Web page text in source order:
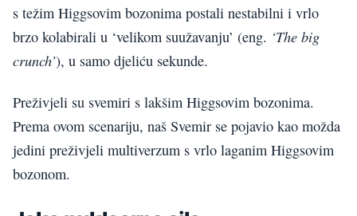
s težim Higgsovim bozonima postali nestabilni i vrlo
brzo kolabirali u ‘velikom suužavanju’ (eng. ‘The big
crunch’), u samo djeliću sekunde.
Preživjeli su svemiri s lakšim Higgsovim bozonima.
Prema ovom scenariju, naš Svemir se pojavio kao možda
jedini preživjeli multiverzum s vrlo laganim Higgsovim
bozonom.